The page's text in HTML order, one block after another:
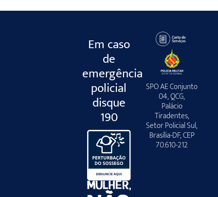
Em caso
de
emergência
policial
disque
190
SPO AE Conjunto
04, QCG,
Palácio
Tiradentes,
Setor Policial Sul,
Brasília-DF, CEP
70.610-212